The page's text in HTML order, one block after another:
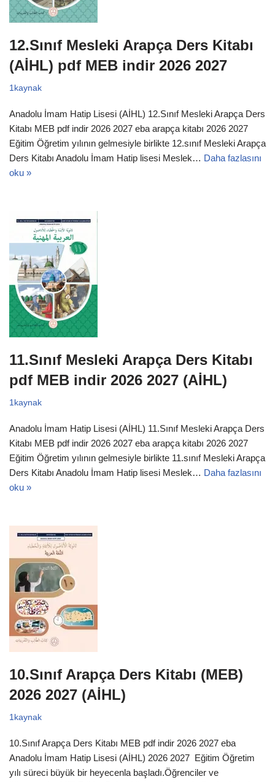
12.Sınıf Mesleki Arapça Ders Kitabı
(AİHL) pdf MEB indir 2026 2027
1kaynak
Anadolu İmam Hatip Lisesi (AİHL) 12.Sınıf Mesleki Arapça Ders
Kitabı MEB pdf indir 2026 2027 eba arapça kitabı 2026 2027
Eğitim Öğretim yılının gelmesiyle birlikte 12.sınıf Mesleki Arapça
Ders Kitabı Anadolu İmam Hatip lisesi Meslek… Daha fazlasını
oku »
11.Sınıf Mesleki Arapça Ders Kitabı
pdf MEB indir 2026 2027 (AİHL)
1kaynak
Anadolu İmam Hatip Lisesi (AİHL) 11.Sınıf Mesleki Arapça Ders
Kitabı MEB pdf indir 2026 2027 eba arapça kitabı 2026 2027
Eğitim Öğretim yılının gelmesiyle birlikte 11.sınıf Mesleki Arapça
Ders Kitabı Anadolu İmam Hatip lisesi Meslek… Daha fazlasını
oku »
10.Sınıf Arapça Ders Kitabı (MEB)
2026 2027 (AİHL)
1kaynak
10.Sınıf Arapça Ders Kitabı MEB pdf indir 2026 2027 eba
Anadolu İmam Hatip Lisesi (AİHL) 2026 2027 Eğitim Öğretim
yılı süreci büyük bir heyecenla başladı.Öğrenciler ve